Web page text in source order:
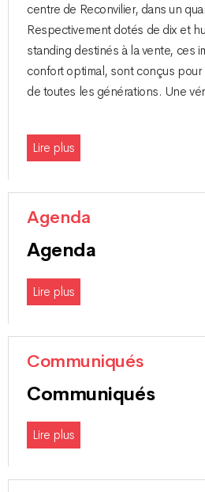
centre de Reconvilier, dans un
Respectivement dotés de dix et
standing destinés à la vente, ces
confort optimal, sont conçus
de toutes les générations. Une
Lire plus
Agenda
Agenda
Lire plus
Communiqués
Communiqués
Lire plus